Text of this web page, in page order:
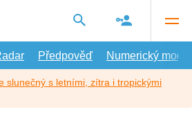
Předpověď Numerický model
slunečný s letními, zítra i tropickými